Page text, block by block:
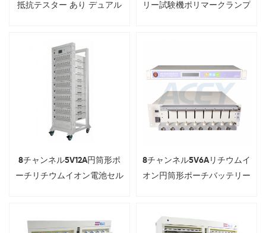
抵抗テスター あり デュアル
リー試験機ポリマークランプ
8チャンネル5V12A円筒形ポ
ーチリチウムイオン電池セル
8チャンネル5V6Aリチウムイ
オン円筒形ポーチバッテリー